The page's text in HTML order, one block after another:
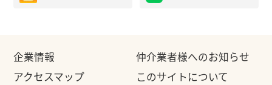
企業情報
仲介業者様へのお知らせ
アクセスマップ
このサイトについて